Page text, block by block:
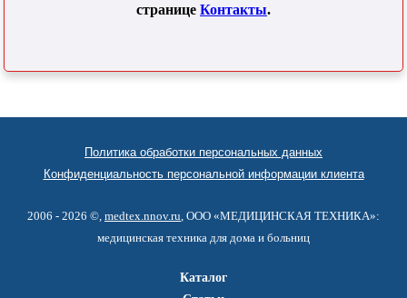
странице Контакты.
Политика обработки персональных данных
Конфиденциальность персональной информации клиента
2006 - 2026 ©, medtex.nnov.ru , ООО «МЕДИЦИНСКАЯ ТЕХНИКА»:
медицинская техника для дома и больниц
Каталог